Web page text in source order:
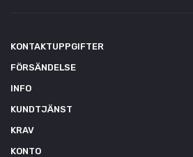
KONTAKTUPPGIFTER
FÖRSÄNDELSE
INFO
KUNDTJÄNST
KRAV
KONTO